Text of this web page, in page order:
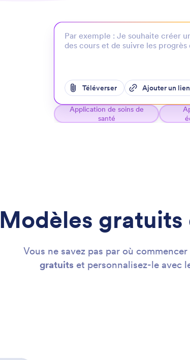
Téléverser Ajouter un lien
Application de soins de
santé
Modèles
Vous ne savez pas par où
gratuits et personnalisez-le avec